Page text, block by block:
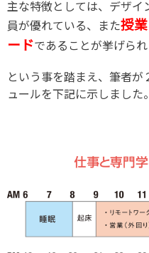
主な特徴としては、デザイ
員が優れている、また授
ードであることが挙げられ
という事を踏まえ、筆者
ュールを下記に示しました。